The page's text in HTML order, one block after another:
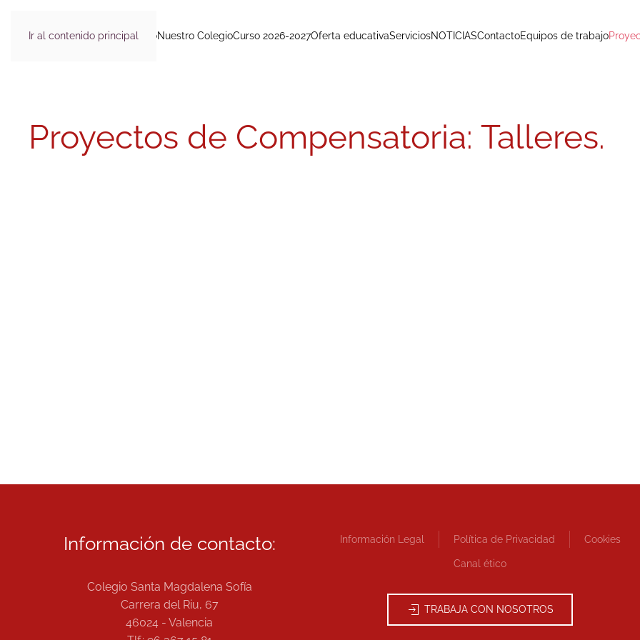
Ir al contenido principalInicioNuestro ColegioCurso 2026-2027Oferta educativaServiciosNOTICIASContactoEquipos de trabajo
Proyectos de Compensatoria: Talleres.
Información de contacto:
Colegio Santa Magdalena Sofía
Carrera del Riu, 67
46024 - Valencia
Información Legal Política de Privacidad Cookies
Canal ético
TRABAJA CON NOSOTROS